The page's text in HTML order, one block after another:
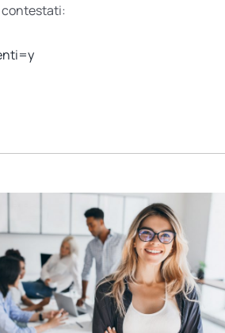
contestati: